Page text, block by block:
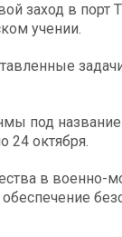
заход в порт
учении.
под
24 октября.
в военно-